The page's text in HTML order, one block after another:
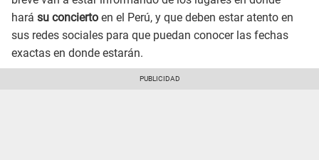
hará su concierto en el Perú, y que deben estar atento en
sus redes sociales para que puedan conocer las fechas
exactas en donde estarán.